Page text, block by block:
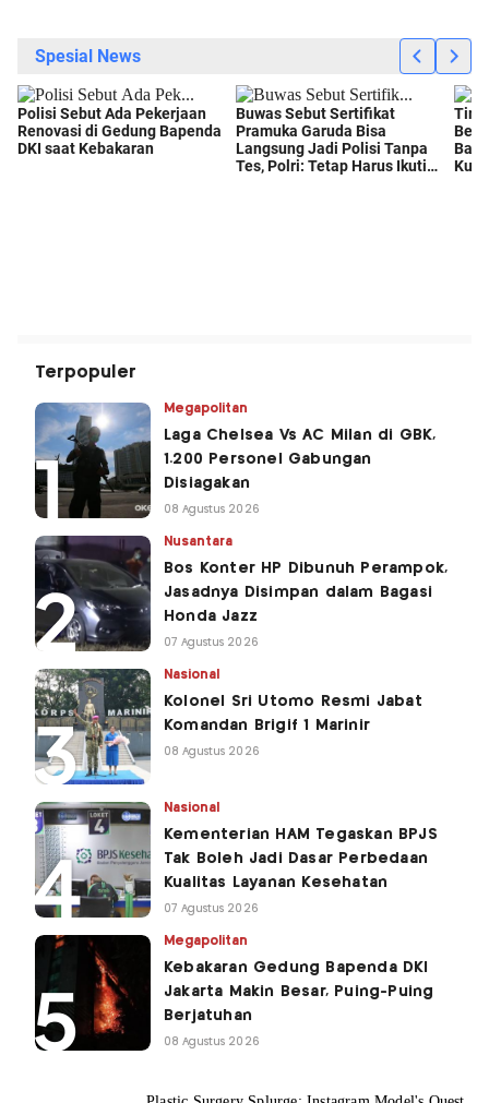
Terpopuler
Megapolitan
Laga Chelsea Vs AC Milan di GBK,
1.200 Personel Gabungan
Disiagakan
08 Agustus 2026
Nusantara
Bos Konter HP Dibunuh Perampok,
Jasadnya Disimpan dalam Bagasi
Honda Jazz
07 Agustus 2026
Nasional
Kolonel Sri Utomo Resmi Jabat
Komandan Brigif 1 Marinir
08 Agustus 2026
Nasional
Kementerian HAM Tegaskan BPJS
Tak Boleh Jadi Dasar Perbedaan
Kualitas Layanan Kesehatan
07 Agustus 2026
Megapolitan
Kebakaran Gedung Bapenda DKI
Jakarta Makin Besar, Puing-Puing
Berjatuhan
08 Agustus 2026